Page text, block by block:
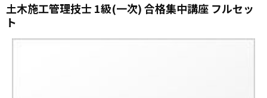
土木施工管理技士 1級(一次) 合格集中講座 フルセッ
ト